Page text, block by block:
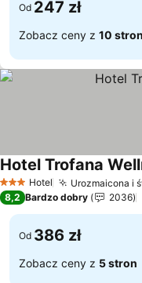
Od 247 zł
Zobacz ceny z 10 stron
3 Kategoria
Hotel Urozmaicona i
Hotel Trofana
8,2 Bardzo dobry 2036
Od 386 zł
Zobacz ceny z 5 stron